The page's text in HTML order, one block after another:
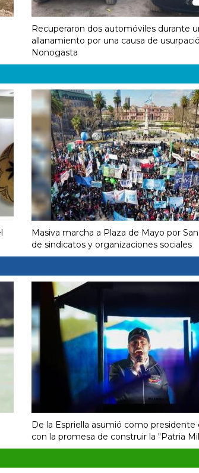
Recuperaron dos automóviles durante
allanamiento por una causa de
Nonogasta
Masiva marcha a Plaza de Mayo por
de sindicatos y organizaciones sociales
De la Espriella asumió como presidente
con la promesa de construir la "Patria